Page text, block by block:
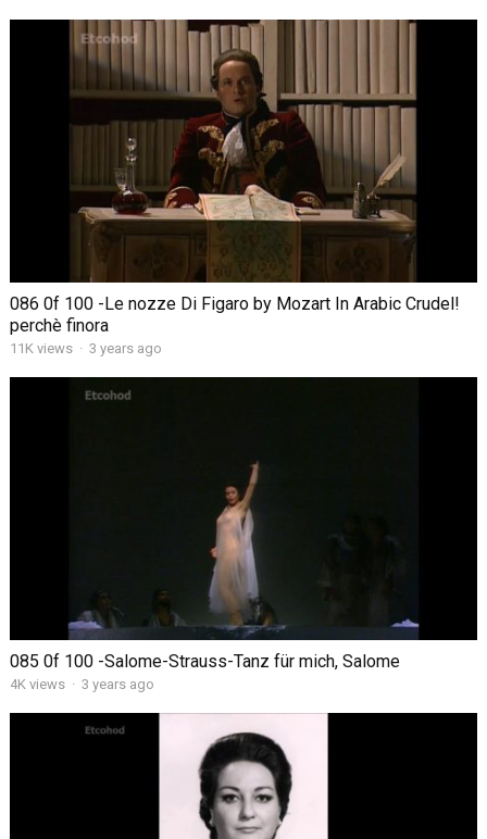
086 0f 100 -Le nozze Di Figaro by Mozart In Arabic Crudel!
perchè finora
11K views · 3 years ago
085 0f 100 -Salome-Strauss-Tanz für mich, Salome
4K views · 3 years ago